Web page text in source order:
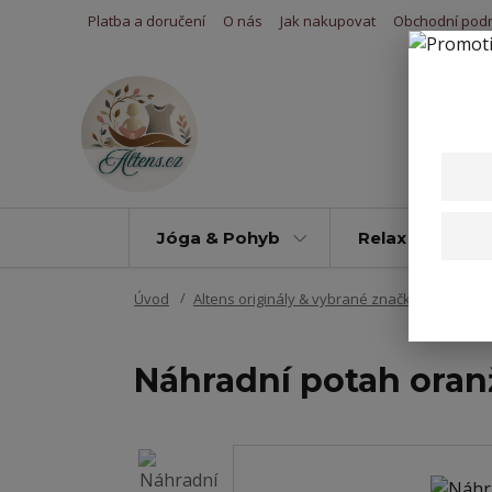
Platba a doručení O nás Jak nakupovat Obchodní
Jóga & Pohyb Relax & Úleva
Úvod Altens originály & vybrané značky
Náhradní potah